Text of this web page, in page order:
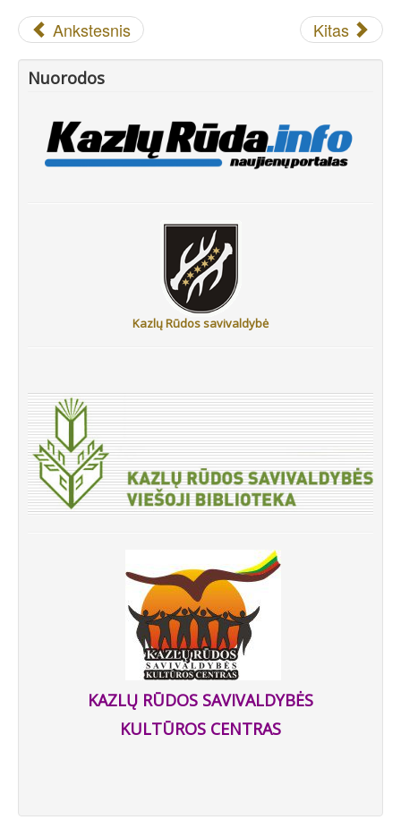
Ankstesnis Kitas
Nuorodos
Kazlų Rūdos savivaldybė
KAZLŲ RŪDOS SAVIVALDYBĖS
KULTŪROS CENTRAS